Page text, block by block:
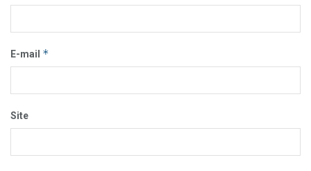
E-mail *
Site